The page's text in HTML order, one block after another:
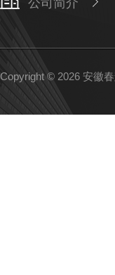
公司简介
Copyright © 2026 安徽